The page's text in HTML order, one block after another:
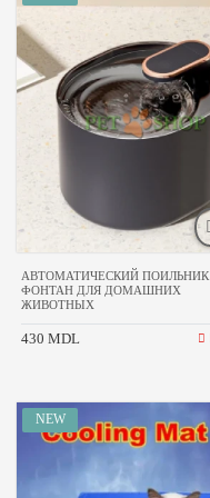
АВТОМАТИЧЕСКИЙ ПОИЛЬНИК
ФОНТАН ДЛЯ ДОМАШНИХ
ЖИВОТНЫХ
430 MDL